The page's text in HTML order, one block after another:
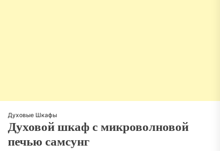
Духовые Шкафы
Духовой шкаф с микроволновой
печью самсунг